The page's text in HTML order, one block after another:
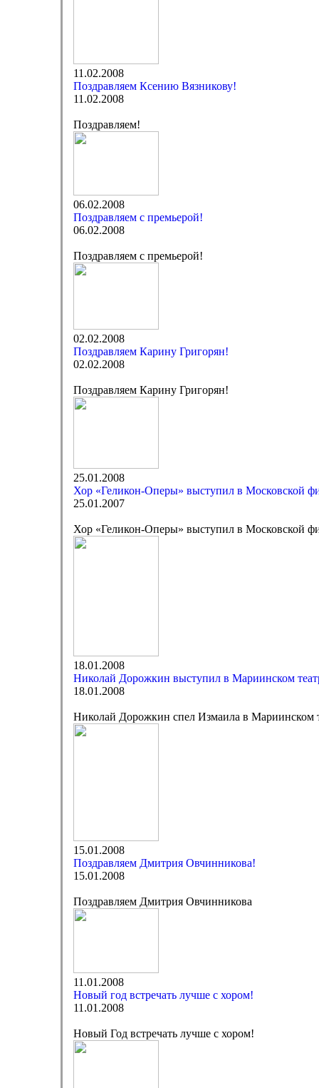
11.02.2008
Поздравляем Ксению Вязникову!
11.02.2008
Поздравляем!
06.02.2008
Поздравляем с премьерой!
06.02.2008
Поздравляем с премьерой!
02.02.2008
Поздравляем Карину Григорян!
02.02.2008
Поздравляем Карину Григорян!
25.01.2008
Хор «Геликон-Оперы» выступил в Московской
25.01.2007
Хор «Геликон-Оперы» выступил в Московской
18.01.2008
Николай Дорожкин выступил в Мариинском
18.01.2008
Николай Дорожкин спел Измаила в Мариинском
15.01.2008
Поздравляем Дмитрия Овчинникова!
15.01.2008
Поздравляем Дмитрия Овчинникова
11.01.2008
Новый год встречать лучше с хором!
11.01.2008
Новый Год встречать лучше с хором!